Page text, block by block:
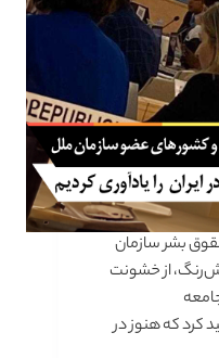
بشر سازمان
از خشونت
کرد که هنوز در